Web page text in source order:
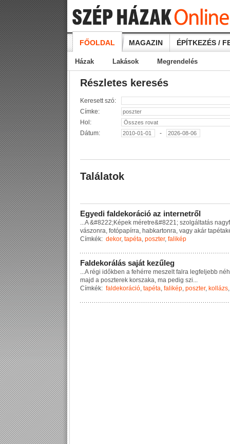
FŐOLDAL MAGAZIN ÉPÍTKEZÉS /
Házak Lakások Megrendelés
Részletes keresés
Keresett szó:
Címke:
Hol:
Dátum:
-
Találatok
Egyedi faldekoráció az internetről
...A &#8222;Képe k méretre&#8221; szo gá tatás nagyf
vászonra, fotópapírra, habkartonra, vagy akár tapétak
Címkék: dekor, tapéta, poszter, falikép
Faldekorálás saját kezűleg
...A régi időkben a fe hérre mesze t fa ra egfe jebb né h
majd a posztere k korszaka, ma pedig szi...
Címkék: faldekoráció, tapéta, falikép, poszter, kollázs